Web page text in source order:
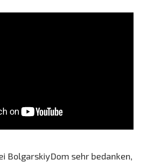
BolgarskiyDom sehr bedanken,